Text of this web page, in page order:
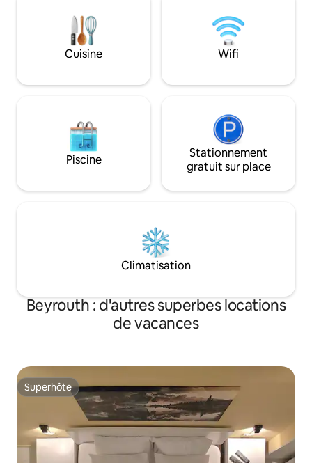
escaliers). Joury est le « joyau de la
couronne », avec des tons roses
romantiques et une baignoire sur pieds
autoportante dans la chambre.
amis ou en
urbain dans un
chez vous, loin de
Cuisine Wifi
Piscine
Stationnement
gratuit sur place
Climatisation
Beyrouth : d'autres superbes locations
de vacances
Superhôte
Superhôte